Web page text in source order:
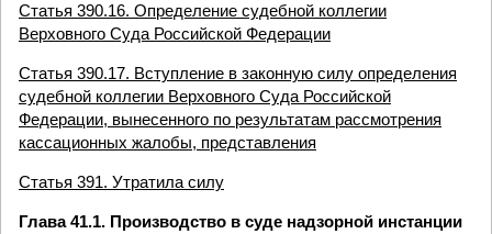
Статья 390.16. Определение судебной коллегии
Верховного Суда Российской Федерации
Статья 390.17. Вступление в законную силу определения
судебной коллегии Верховного Суда Российской
Федерации, вынесенного по результатам рассмотрения
кассационных жалобы, представления
Статья 391. Утратила силу
Глава 41.1. Производство в суде надзорной инстанции